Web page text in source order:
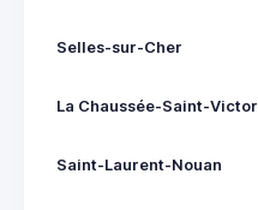
Selles-sur-Cher
La Chaussée-Saint-Victor
Saint-Laurent-Nouan